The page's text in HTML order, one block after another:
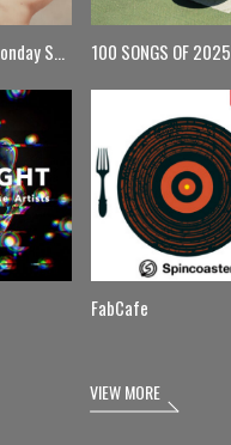
【月曜更新】Monday Spin 100 SONGS OF 2025
FabCafe
VIEW MORE